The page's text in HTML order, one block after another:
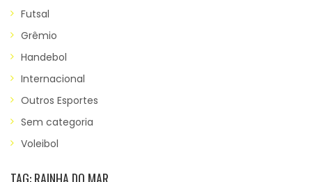
Futsal
Grêmio
Handebol
Internacional
Outros Esportes
Sem categoria
Voleibol